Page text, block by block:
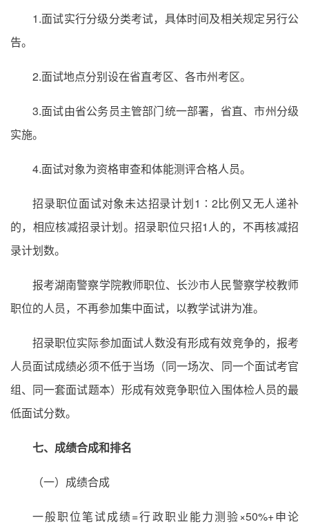
1.面试实行分级分类考试，具体时间及相关规定另行公
告。
2.面试地点分别设在省直考区、各市州考区。
3.面试由省公务员主管部门统一部署，省直、市州分级
实施。
4.面试对象为资格审查和体能测评合格人员。
招录职位面试对象未达招录计划1∶2比例又无人递补
的，相应核减招录计划。招录职位只招1人的，不再核减招
录计划数。
报考湖南警察学院教师职位、长沙市人民警察学校教师
职位的人员，不再参加集中面试，以教学试讲为准。
招录职位实际参加面试人数没有形成有效竞争的，报考
人员面试成绩必须不低于当场（同一场次、同一个面试考官
组、同一套面试题本）形成有效竞争职位入围体检人员的最
低面试分数。
七、成绩合成和排名
（一）成绩合成
一般职位笔试成绩=行政职业能力测验×50%+申论